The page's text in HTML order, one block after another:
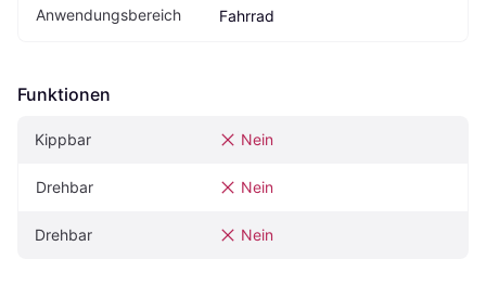
Anwendungsbereich Fahrrad
Funktionen
Kippbar Nein
Drehbar Nein
Drehbar Nein